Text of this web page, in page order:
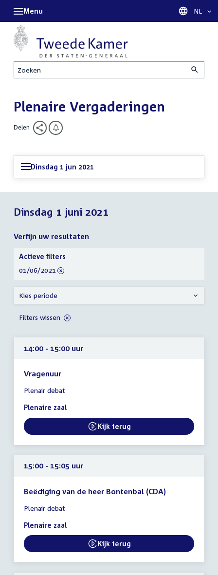
Zoeken
Menu Taal
NL
Plenaire Vergaderingen
Delen
Dinsdag 1 jun 2021
Dinsdag 1 juni 2021
Verfijn uw resultaten
14:00 - 15:00 uur
Vragenuur
vergadering
14:00
15:00
uur
Plenair debat
Plenaire zaal
External link:
Kijk terug
15:00 - 15:05 uur
Beëdiging van de heer Bontenbal (CDA)
vergadering
15:00
15:05
uur
Plenair debat
Plenaire zaal
External link:
Kijk terug
Verfijn
uw
resultaten
Actieve filters
verwijder
01/06/2021
Kies periode
Filters wissen